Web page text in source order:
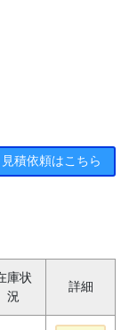
積依頼はこちら
庫状
況
詳細